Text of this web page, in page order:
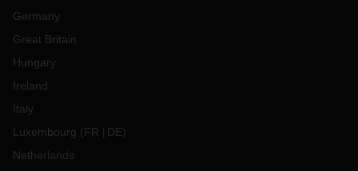
Germany
Great Britain
Hungary
Ireland
Italy
Luxembourg (FR DE)
Netherlands